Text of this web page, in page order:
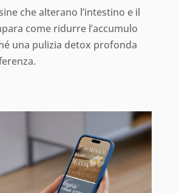
che alterano l’intestino e il
come ridurre l’accumulo
una pulizia detox profonda